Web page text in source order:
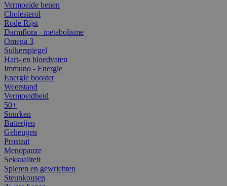
Vermoeide benen
Cholesterol
Rode Rijst
Darmflora - metabolisme
Omega 3
Suikerspiegel
Hart- en bloedvaten
Immuno - Energie
Energie booster
Weerstand
Vermoeidheid
50+
Snurken
Batterijen
Geheugen
Prostaat
Menopauze
Seksualiteit
Spieren en gewrichten
Steunkousen